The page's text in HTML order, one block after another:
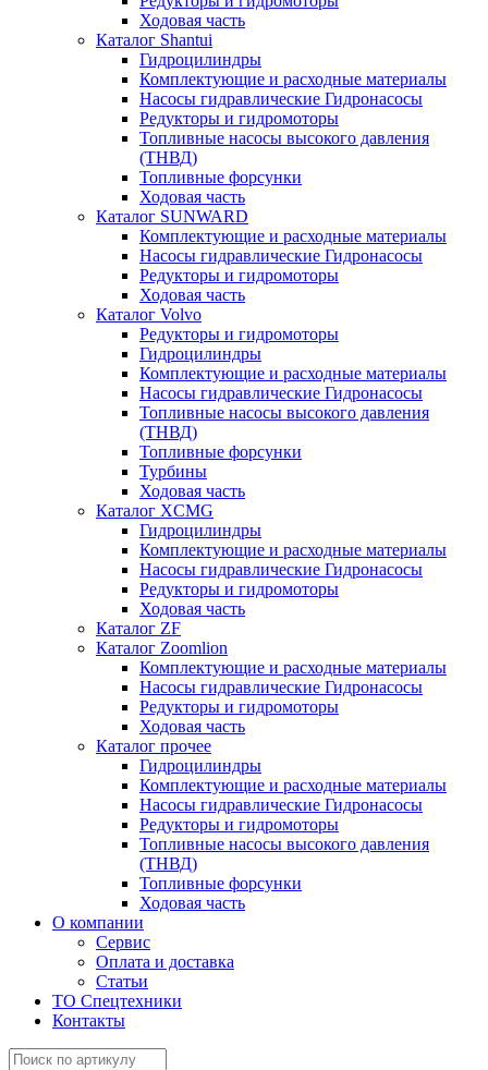
Ходовая часть
Каталог Shantui
Гидроцилиндры
Комплектующие и расходные материалы
Насосы гидравлические Гидронасосы
Редукторы и гидромоторы
Топливные насосы высокого давления
(ТНВД)
Топливные форсунки
Ходовая часть
Каталог SUNWARD
Комплектующие и расходные материалы
Насосы гидравлические Гидронасосы
Редукторы и гидромоторы
Ходовая часть
Каталог Volvo
Редукторы и гидромоторы
Гидроцилиндры
Комплектующие и расходные материалы
Насосы гидравлические Гидронасосы
Топливные насосы высокого давления
(ТНВД)
Топливные форсунки
Турбины
Ходовая часть
Каталог XCMG
Гидроцилиндры
Комплектующие и расходные материалы
Насосы гидравлические Гидронасосы
Редукторы и гидромоторы
Ходовая часть
Каталог ZF
Каталог Zoomlion
Комплектующие и расходные материалы
Насосы гидравлические Гидронасосы
Редукторы и гидромоторы
Ходовая часть
Каталог прочее
Гидроцилиндры
Комплектующие и расходные материалы
Насосы гидравлические Гидронасосы
Редукторы и гидромоторы
Топливные насосы высокого давления
(ТНВД)
Топливные форсунки
Ходовая часть
О компании
Сервис
Оплата и доставка
Статьи
ТО Спецтехники
Контакты